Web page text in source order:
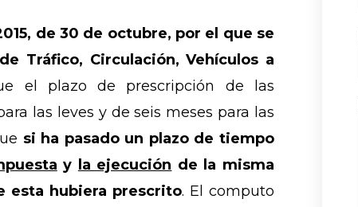
de 30 de octubre, por el que se
Tráfico, Circulación, Vehículos a
el plazo de prescripción de las
las leves y de seis meses para las
si ha pasado un plazo de tiempo
y la ejecución de la misma
esta hubiera prescrito. El computo